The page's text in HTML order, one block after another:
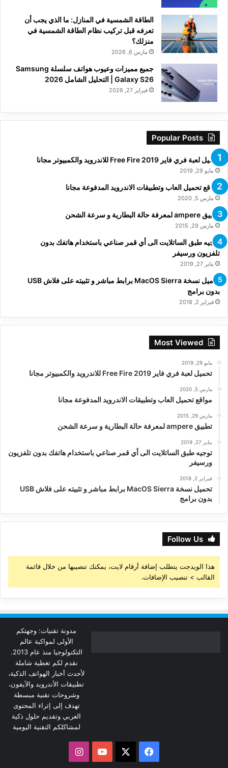
الطاقة الشمسية في المنازل: ما الذي يجب أن
تعرفه قبل تركيب نظام الطاقة الشمسية في
منزلك؟
مارس 6, 2026
جميع مميزات وعيوب هواتف سلسلة Samsung
Galaxy S26 | التحليل الشامل 2026
فبراير 27, 2026
Popular Posts
تحميل لعبة فري فاير Free Fire 2019 للاندرويد والكمبيوتر مجانا
مايو 29, 2019
مواقع تحميل العاب وتطبيقات الاندرويد المدفوعة مجانا
مارس 5, 2020
تطبيق ampere لمعرفة حالة البطارية و سرعة الشحن
مارس 29, 2015
توجيه طبق الساتلايت الى أي قمر صناعي باستخدام هاتفك بدون
تلفزيون ورسيفر
يناير 27, 2019
تحميل نسخة MacOS Sierra برابط مباشر و تثبيته على فلاش USB
بدون برامج
فبراير 2, 2018
Most Viewed
مايو 29, 2019
تحميل لعبة فري فاير Free Fire 2019 للاندرويد والكمبيوتر مجانا
مارس 5, 2020
مواقع تحميل العاب وتطبيقات الاندرويد المدفوعة مجانا
مارس 29, 2015
تطبيق ampere لمعرفة حالة البطارية و سرعة الشحن
يناير 27, 2019
توجيه طبق الساتلايت الى أي قمر صناعي باستخدام هاتفك بدون تلفزيون
ورسيفر
فبراير 2, 2018
تحميل نسخة MacOS Sierra برابط مباشر و تثبيته على فلاش USB
بدون برامج
Follow Us
هذا الويدجت يتطلب إضافة أرقام لايت، يمكنك تنصيبها من خلال قائمة
القالب > تنصيب الإضافات.
مدونة تقنيات: وجهتكم
الأولى لمواكبة عالم
التكنولوجيا منذ عام 2013.
نقدم لكم تغطية شاملة
لأحدث أخبار الهواتف الذكية،
تطبيقات الأندرويد والآيفون،
وشروحات تقنية مبسطة
تهدف إلى إثراء المحتوى
العربي وتقديم حلول ذكية
لمشاكلكم التقنية اليومية
فيسبوك ‫YouTubeانستقرام